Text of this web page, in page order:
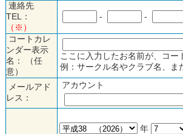
連絡先
TEL：
（※）
- -
コートカレ
ンダー表示
名： （任
意）
ここに入力したお名前が、コ
例：サークル名やクラブ名、
メールアド
レス：
アカウント
年